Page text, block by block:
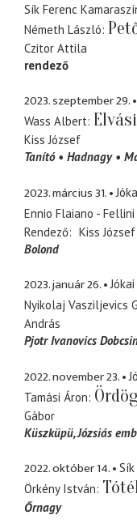
Sík Ferenc
Németh László
Czitor Attila
rendező
2023. szeptember 29.
Wass Albert
Kiss József
Tanító
Hadnagy
2023. március 31.
Ennio Flaiano -
Rendező
Kiss József
Bolond
2023. január 26.
Nyikolaj Vasziljevics
András
Pjotr Ivanovics
2022. november 23.
Tamási Áron
Gábor
Küszküpü Józsiás
2022. október 14.
Örkény István
Őrnagy